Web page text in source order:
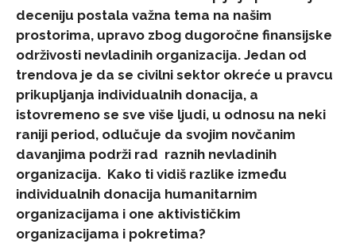
deceniju postala važna tema na našim
prostorima, upravo zbog dugoročne finansijske
održivosti nevladinih organizacija. Jedan od
trendova je da se civilni sektor okreće u pravcu
prikupljanja individualnih donacija, a
istovremeno se sve više ljudi, u odnosu na neki
raniji period, odlučuje da svojim novčanim
davanjima podrži rad raznih nevladinih
organizacija. Kako ti vidiš razlike između
individualnih donacija humanitarnim
organizacijama i one aktivističkim
organizacijama i pokretima?